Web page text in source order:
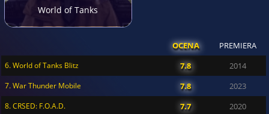
World of Tanks
OCENA PREMIERA
6. World of Tanks Blitz 7.8 2014
7. War Thunder Mobile 7.8 2023
8. CRSED: F.O.A.D. 7.7 2020